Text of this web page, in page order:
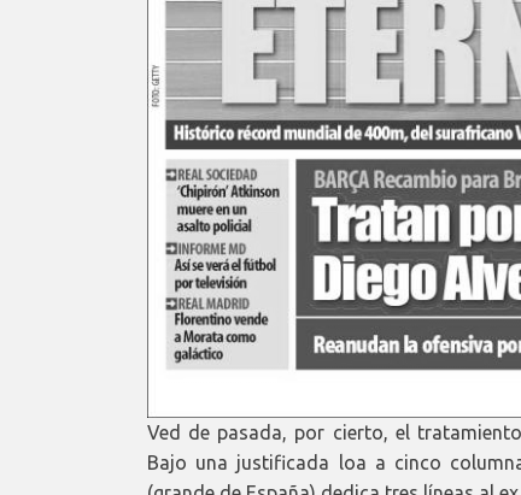
Ved de pasada, por cierto, el
Bajo una justificada loa a cinco